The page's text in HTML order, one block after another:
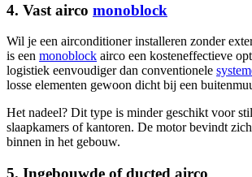
4. Vast airco monoblock
Wil je een airconditioner installeren zonder
is een monoblock airco een kosteneffectieve
logistiek eenvoudiger dan conventionele
losse elementen gewoon dicht bij een
Het nadeel? Dit type is minder geschikt voor
slaapkamers of kantoren. De motor bevindt
binnen in het gebouw.
5. Ingebouwde of ducted airco